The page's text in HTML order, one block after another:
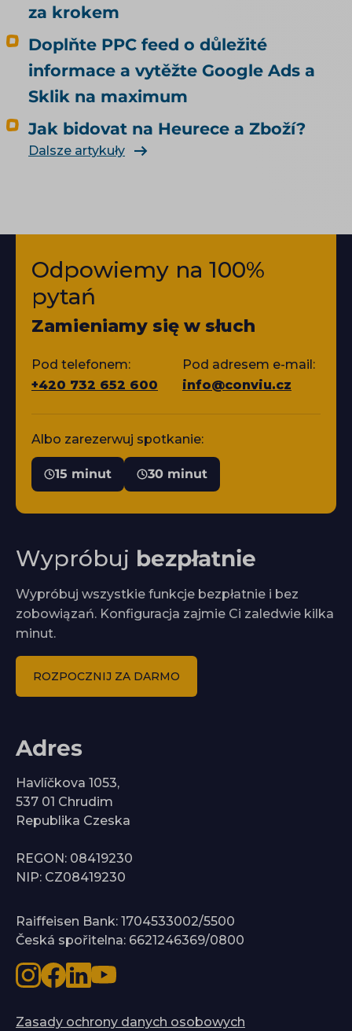
za krokem
Doplňte PPC feed o důležité
informace a vytěžte Google Ads a
Sklik na maximum
Jak bidovat na Heurece a Zboží?
Dalsze artykuły
Odpowiemy na 100%
pytań
Zamieniamy się w słuch
Pod telefonem:
+420 732 652 600
Pod adresem e-mail:
info@conviu.cz
Albo zarezerwuj spotkanie:
15 minut 30 minut
Wypróbuj bezpłatnie
Wypróbuj wszystkie funkcje bezpłatnie i bez
zobowiązań. Konfiguracja zajmie Ci zaledwie kilka
minut.
ROZPOCZNIJ ZA DARMO
Adres
Havlíčkova 1053,
537 01 Chrudim
Republika Czeska
REGON: 08419230
NIP: CZ08419230
Raiffeisen Bank: 1704533002/5500
Česká spořitelna: 6621246369/0800
Zasady ochrony danych osobowych